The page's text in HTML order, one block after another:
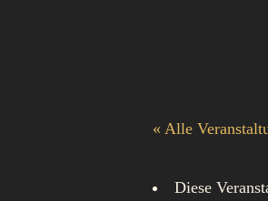
« Alle
Diese